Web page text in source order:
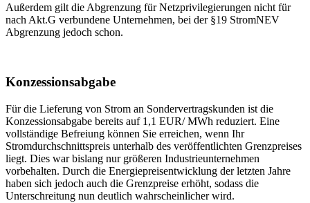
Außerdem gilt die Abgrenzung für Netzprivilegierungen nicht für
nach Akt.G verbundene Unternehmen, bei der §19 StromNEV
Abgrenzung jedoch schon.
Konzessionsabgabe
Für die Lieferung von Strom an Sondervertragskunden ist die
Konzessionsabgabe bereits auf 1,1 EUR/ MWh reduziert. Eine
vollständige Befreiung können Sie erreichen, wenn Ihr
Stromdurchschnittspreis unterhalb des veröffentlichten Grenzpreises
liegt. Dies war bislang nur größeren Industrieunternehmen
vorbehalten. Durch die Energiepreisentwicklung der letzten Jahre
haben sich jedoch auch die Grenzpreise erhöht, sodass die
Unterschreitung nun deutlich wahrscheinlicher wird.